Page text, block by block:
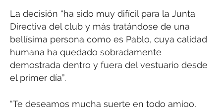
La decisión “ha sido muy difícil para la Junta
Directiva del club y más tratándose de una
bellísima persona como es Pablo, cuya calidad
humana ha quedado sobradamente
demostrada dentro y fuera del vestuario desde
el primer día”.
“Te deseamos mucha suerte en todo amigo,